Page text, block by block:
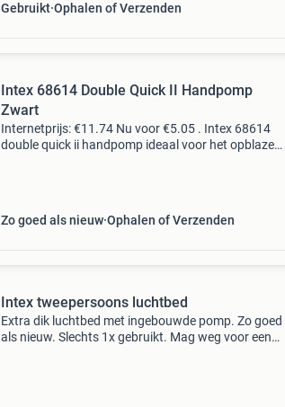
Gebruikt Ophalen of Verzenden
Intex 68614 Double Quick II Handpomp
Zwart
Internetprijs: €11.74 Nu voor €5.05 . Intex 68614
double quick ii handpomp ideaal voor het opblazen
Zo goed als nieuw Ophalen of Verzenden
Intex tweepersoons luchtbed
Extra dik luchtbed met ingebouwde pomp. Zo goed
als nieuw. Slechts 1x gebruikt. Mag weg voor een